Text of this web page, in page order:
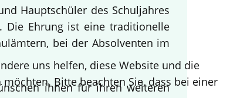
Hauptschüler des Schuljahres
Die Ehrung ist eine traditionelle
bei der Absolventen im
ihnen für ihren weiteren
uns helfen, diese Website und die
Bitte beachten Sie, dass bei einer